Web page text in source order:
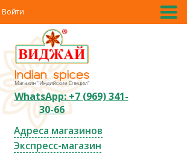
Войти
WhatsApp: +7 (969) 341-
30-66
Адреса магазинов
Экспресс-магазин